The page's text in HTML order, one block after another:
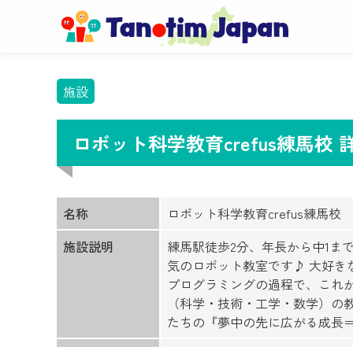
施設
ロボット科学教育crefus練馬校
名称
ロボット科学教育crefus練馬校
施設説明
練馬駅徒歩2分、年長から中1ま
気のロボット教室です♪ 大好き
プログラミングの過程で、これ
（科学・技術・工学・数学）
たちの『夢中の先に広がる成長